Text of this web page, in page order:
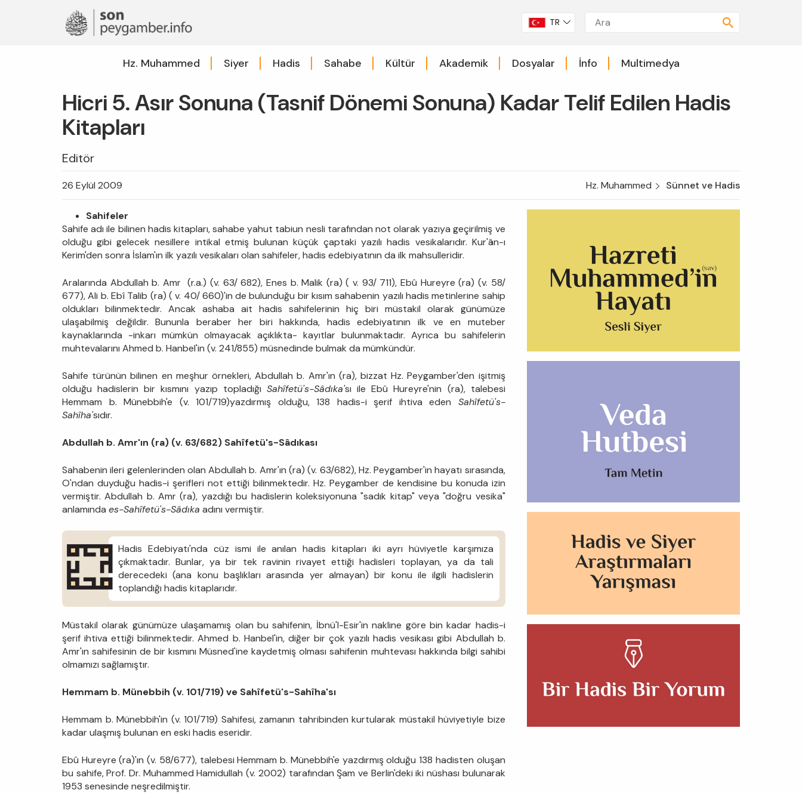
TR
Hz. Muhammed Siyer Hadis Sahabe Kültür Akademik Dosyalar İnfo Multimedya
Hicri 5. Asır Sonuna (Tasnif Dönemi Sonuna) Kadar Telif Edilen Hadis
Kitapları
Editör
26 Eylül 2009 Hz. Muhammed Sünnet ve Hadis
Sahifeler
Sahife adı ile bilinen hadis kitapları, sahabe yahut tabiun nesli tarafından not olarak yazıya geçirilmiş ve
olduğu gibi gelecek nesillere intikal etmiş bulunan küçük çaptaki yazılı hadis vesikalarıdır. Kur'ân-ı
Kerim'den sonra İslam'ın ilk yazılı vesikaları olan sahifeler, hadis edebiyatının da ilk mahsulleridir.
Aralarında Abdullah b. Amr (r.a.) (v. 63/ 682), Enes b. Malik (ra) ( v. 93/ 711), Ebû Hureyre (ra) (v. 58/
677), Ali b. Ebî Talib (ra) ( v. 40/ 660)'in de bulunduğu bir kısım sahabenin yazılı hadis metinlerine sahip
oldukları bilinmektedir. Ancak ashaba ait hadis sahifelerinin hiç biri müstakil olarak günümüze
ulaşabilmiş değildir. Bununla beraber her biri hakkında, hadis edebiyatının ilk ve en muteber
kaynaklarında -inkarı mümkün olmayacak açıklıkta- kayıtlar bulunmaktadır. Ayrıca bu sahifelerin
muhtevalarını Ahmed b. Hanbel'in (v. 241/855) müsnedinde bulmak da mümkündür.
Sahife türünün bilinen en meşhur örnekleri, Abdullah b. Amr'ın (ra), bizzat Hz. Peygamber'den işitmiş
olduğu hadislerin bir kısmını yazıp topladığı Sahîfetü's-Sâdıka'sı ile Ebû Hureyre'nin (ra), talebesi
Hemmam b. Münebbih'e (v. 101/719)yazdırmış olduğu, 138 hadis-i şerif ihtiva eden Sahîfetü's-
Sahîha'sıdır.
Abdullah b. Amr'ın (ra) (v. 63/682) Sahîfetü's-Sâdıkası
Sahabenin ileri gelenlerinden olan Abdullah b. Amr'ın (ra) (v. 63/682), Hz. Peygamber'in hayatı sırasında,
O'ndan duyduğu hadis-i şerifleri not ettiği bilinmektedir. Hz. Peygamber de kendisine bu konuda izin
vermiştir. Abdullah b. Amr (ra), yazdığı bu hadislerin koleksiyonuna "sadık kitap" veya "doğru vesika"
anlamında es-Sahîfetü's-Sâdıka adını vermiştir.
Hadis Edebiyatı'nda cüz ismi ile anılan hadis kitapları iki ayrı hüviyetle karşımıza
çıkmaktadır. Bunlar, ya bir tek ravinin rivayet ettiği hadisleri toplayan, ya da tali
derecedeki (ana konu başlıkları arasında yer almayan) bir konu ile ilgili hadislerin
toplandığı hadis kitaplarıdır.
Müstakil olarak günümüze ulaşamamış olan bu sahifenin, İbnü'l-Esir'in nakline göre bin kadar hadis-i
şerif ihtiva ettiği bilinmektedir. Ahmed b. Hanbel'in, diğer bir çok yazılı hadis vesikası gibi Abdullah b.
Amr'ın sahifesinin de bir kısmını Müsned'ine kaydetmiş olması sahifenin muhtevası hakkında bilgi sahibi
olmamızı sağlamıştır.
Hemmam b. Münebbih (v. 101/719) ve Sahîfetü's-Sahîha'sı
Hemmam b. Münebbih'in (v. 101/719) Sahifesi, zamanın tahribinden kurtularak müstakil hüviyetiyle bize
kadar ulaşmış bulunan en eski hadis eseridir.
Ebû Hureyre (ra)'ın (v. 58/677), talebesi Hemmam b. Münebbih'e yazdırmış olduğu 138 hadisten oluşan
bu sahife, Prof. Dr. Muhammed Hamidullah (v. 2002) tarafından Şam ve Berlin'deki iki nüshası bulunarak
1953 senesinde neşredilmiştir.